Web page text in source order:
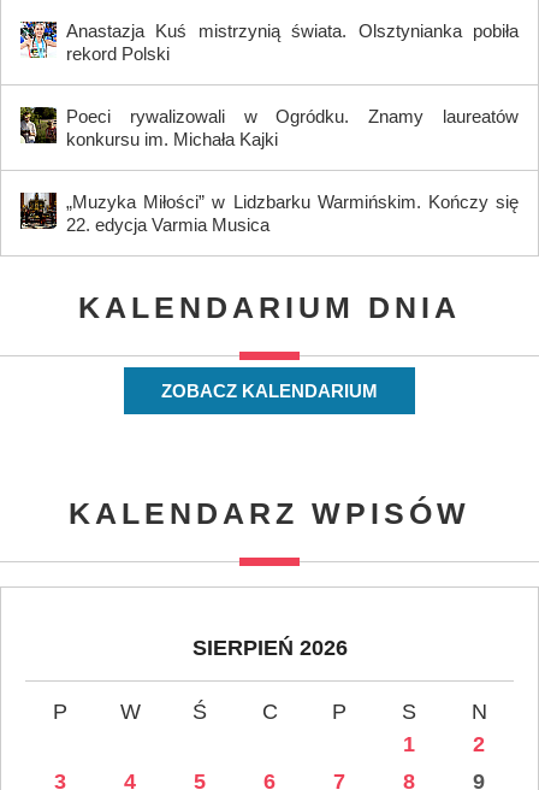
Anastazja Kuś mistrzynią świata. Olsztynianka pobiła
rekord Polski
Poeci rywalizowali w Ogródku. Znamy laureatów
konkursu im. Michała Kajki
„Muzyka Miłości” w Lidzbarku Warmińskim. Kończy się
22. edycja Varmia Musica
KALENDARIUM DNIA
ZOBACZ KALENDARIUM
KALENDARZ WPISÓW
SIERPIEŃ 2026
P W Ś C P S
N
1
2
3
4 5 6 7 8
9